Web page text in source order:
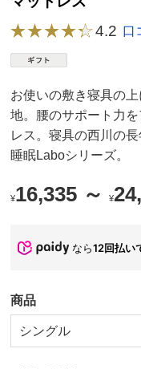
4.2 口
お使いの敷き寝具の
地。腰のサポート力
レス。寝具の西川の
睡眠Laboシリーズ。
¥16,335 ～¥
なら12回払い
商品
シングル